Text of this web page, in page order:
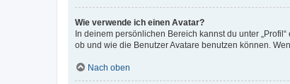
Wie verwende ich einen Avatar?
In deinem persönlichen Bereich kannst du unter
ob und wie die Benutzer Avatare benutzen können.
Nach oben